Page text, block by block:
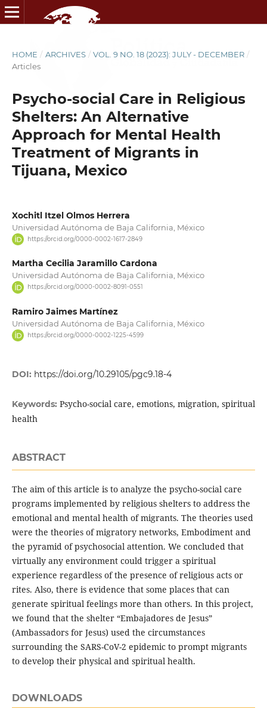
HOME / ARCHIVES / VOL. 9 NO. 18 (2023): JULY - DECEMBER /
Articles
Psycho-social Care in Religious
Shelters: An Alternative
Approach for Mental Health
Treatment of Migrants in
Tijuana, Mexico
Xochitl Itzel Olmos Herrera
Universidad Autónoma de Baja California, México
https://orcid.org/0000-0002-1617-2849
Martha Cecilia Jaramillo Cardona
Universidad Autónoma de Baja California, México
https://orcid.org/0000-0002-8091-0551
Ramiro Jaimes Martínez
Universidad Autónoma de Baja California, México
https://orcid.org/0000-0002-1225-4599
DOI: https://doi.org/10.29105/pgc9.18-4
Keywords: Psycho-social care, emotions, migration, spiritual
health
ABSTRACT
The aim of this article is to analyze the psycho-social care
programs implemented by religious shelters to address the
emotional and mental health of migrants. The theories used
were the theories of migratory networks, Embodiment and
the pyramid of psychosocial attention. We concluded that
virtually any environment could trigger a spiritual
experience regardless of the presence of religious acts or
rites. Also, there is evidence that some places that can
generate spiritual feelings more than others. In this project,
we found that the shelter “Embajadores de Jesus”
(Ambassadors for Jesus) used the circumstances
surrounding the SARS-CoV-2 epidemic to prompt migrants
to develop their physical and spiritual health.
DOWNLOADS